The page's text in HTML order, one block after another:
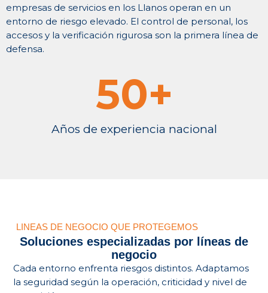
empresas de servicios en los Llanos operan en un
entorno de riesgo elevado. El control de personal, los
accesos y la verificación rigurosa son la primera línea de
defensa.
Años de experiencia nacional
50+
LINEAS DE NEGOCIO QUE PROTEGEMOS
Soluciones especializadas por líneas de
negocio
Cada entorno enfrenta riesgos distintos. Adaptamos
la seguridad según la operación, criticidad y nivel de